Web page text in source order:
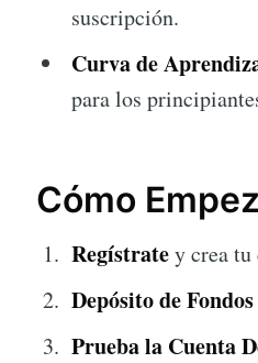
suscripción.
Curva de
para los
Cómo
Regístratey crea tu
Depósito de Fondos
Prueba la Cuenta